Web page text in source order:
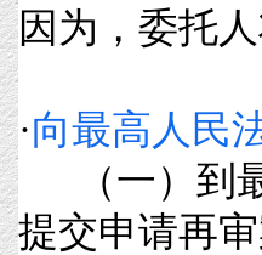
因为，委托
·向最高人民
（一）到
提交申请再